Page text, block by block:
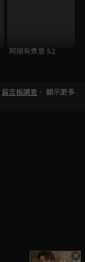
阿順有煮意 S2
留言板調查 ， 顯示更多